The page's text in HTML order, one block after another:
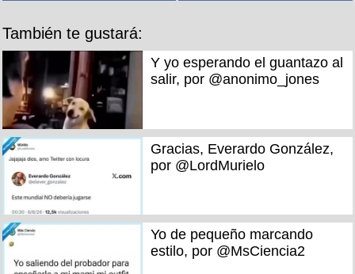
También te gustará:
Y yo esperando el guantazo al
salir, por @anonimo_jones
Gracias, Everardo González,
por @LordMurielo
Yo de pequeño marcando
estilo, por @MsCiencia2